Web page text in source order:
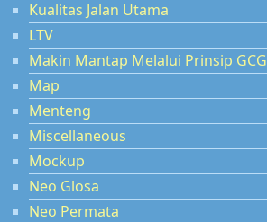
Kualitas Jalan Utama
LTV
Makin Mantap Melalui Prinsip GCG
Map
Menteng
Miscellaneous
Mockup
Neo Glosa
Neo Permata